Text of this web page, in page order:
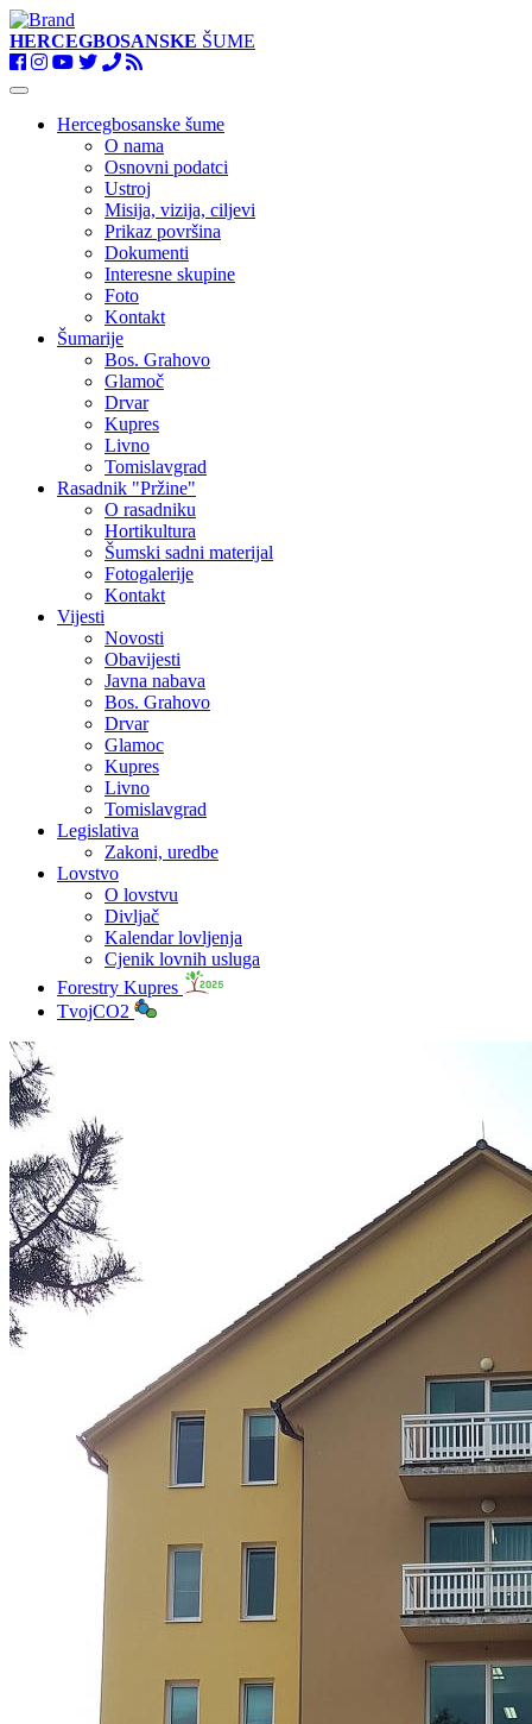
HERCEGBOSANSKE ŠUME
Toggle
navigationHercegbosanske šume
O nama
Osnovni podatci
Ustroj
Misija, vizija, ciljevi
Prikaz površina
Dokumenti
Interesne skupine
Foto
Kontakt
Šumarije
Bos. Grahovo
Glamoč
Drvar
Kupres
Livno
Tomislavgrad
Rasadnik "Pržine"
O rasadniku
Hortikultura
Šumski sadni materijal
Fotogalerije
Kontakt
Vijesti
Novosti
Obavijesti
Javna nabava
Bos. Grahovo
Drvar
Glamoc
Kupres
Livno
Tomislavgrad
Legislativa
Zakoni, uredbe
Lovstvo
O lovstvu
Divljač
Kalendar lovljenja
Cjenik lovnih usluga
Forestry Kupres
TvojCO2